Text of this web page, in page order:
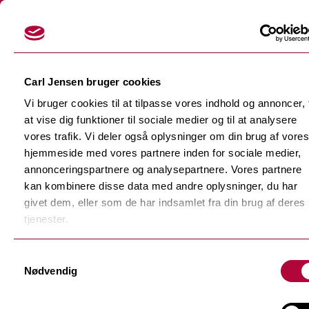
Carl Jensen bruger cookies
Vi bruger cookies til at tilpasse vores indhold og annoncer,
at vise dig funktioner til sociale medier og til at analysere
vores trafik. Vi deler også oplysninger om din brug af vores
hjemmeside med vores partnere inden for sociale medier,
annonceringspartnere og analysepartnere. Vores partnere
kan kombinere disse data med andre oplysninger, du har
givet dem, eller som de har indsamlet fra din brug af deres
tjenester.
Nødvendig
Skærefolier
Tilbage
Dekorationsfolier
Tilbage
Støbte dekorationsfolier
Monomere dekorationsfolie